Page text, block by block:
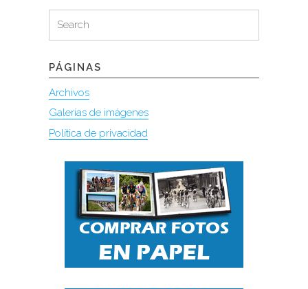
for:
Search
PÁGINAS
Archivos
Galerías de imágenes
Política de privacidad